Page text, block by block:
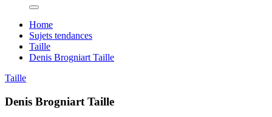
Home
Sujets tendances
Taille
Denis Brogniart Taille
Taille
Denis Brogniart Taille